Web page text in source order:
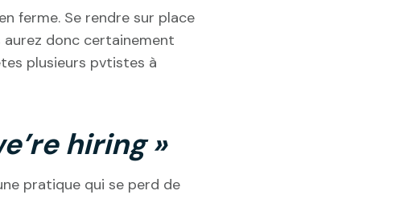
ferme. Se rendre sur place
donc certainement
plusieurs pvtistes à
hiring »
pratique qui se perd de